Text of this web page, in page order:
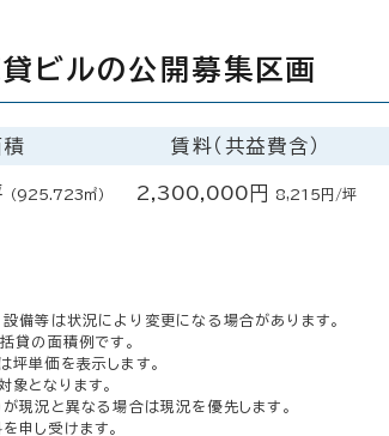
ビルの公開募集区画
積 賃料（共益費含）
（925.723㎡） 2,300,000円 8,215円/坪
備等は状況により変更になる場合があります。
貸の面積例です。
単価を表示します。
となります。
現況と異なる場合は現況を優先します。
申し受けます。